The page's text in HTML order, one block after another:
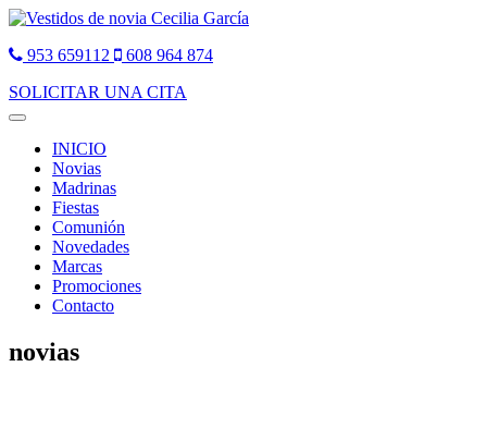
953 659112
608 964 874
SOLICITAR UNA CITA
Toggle
navigationINICIO
Novias
Madrinas
Fiestas
Comunión
Novedades
Marcas
Promociones
Contacto
novias